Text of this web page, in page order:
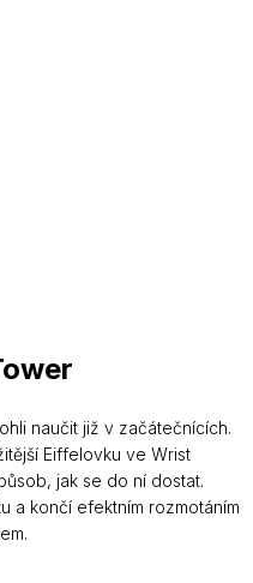
naučit již v začátečnících.
Eiffelovku ve Wrist
jak se do ní dostat.
a končí efektním rozmotáním